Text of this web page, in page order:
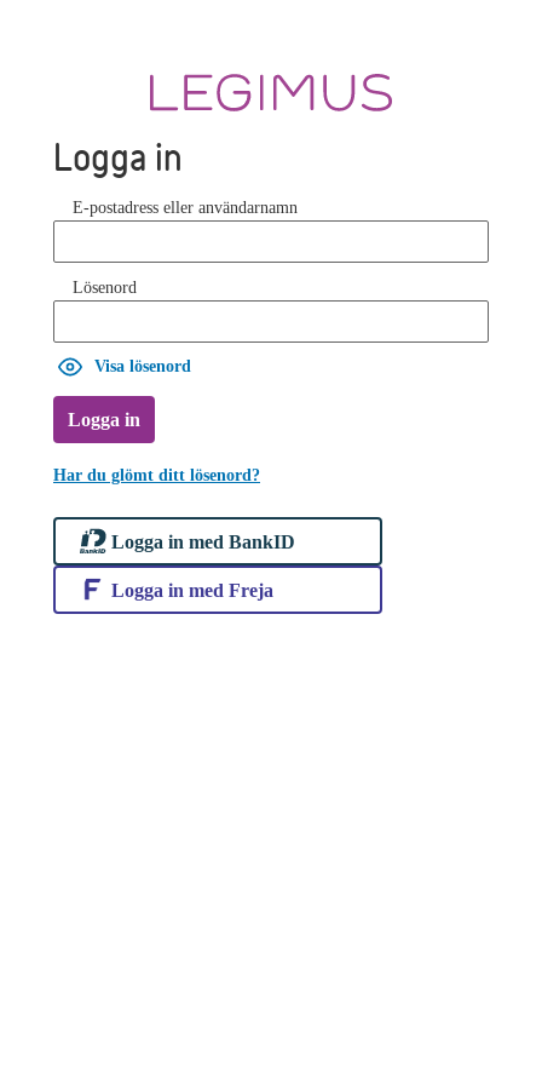
Logga in
E-postadress eller användarnamn
Lösenord
Visa lösenord
Logga in
Har du glömt ditt lösenord?
Logga in med BankID
Logga in med Freja